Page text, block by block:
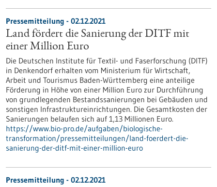
Pressemitteilung - 02.12.2021
Land fördert die Sanierung der DITF mit
einer Million Euro
Die Deutschen Institute für Textil- und Faserforschung (DITF)
in Denkendorf erhalten vom Ministerium für Wirtschaft,
Arbeit und Tourismus Baden-Württemberg eine anteilige
Förderung in Höhe von einer Million Euro zur Durchführung
von grundlegenden Bestandssanierungen bei Gebäuden und
sonstigen Infrastruktureinrichtungen. Die Gesamtkosten der
Sanierungen belaufen sich auf 1,13 Millionen Euro.
https://www.bio-pro.de/aufgaben/biologische-
transformation/pressemitteilungen/land-foerdert-die-
sanierung-der-ditf-mit-einer-million-euro
Pressemitteilung - 02.12.2021